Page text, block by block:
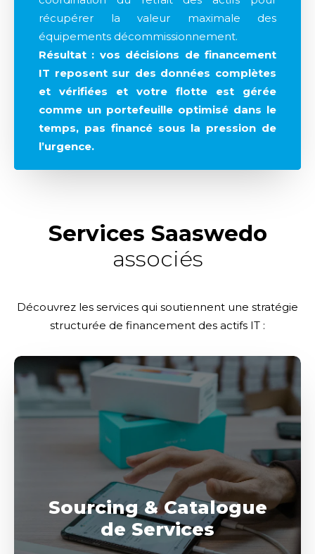
récupérer la valeur maximale des
équipements décommissionnement.
Résultat : vos décisions de financement
IT reposent sur des données complètes
et vérifiées et votre flotte est gérée
comme un portefeuille optimisé dans le
temps, pas financé sous la pression de
l’urgence.
Services Saaswedo
associés
Découvrez les services qui soutiennent une stratégie
structurée de financement des actifs IT :
Sourcing & Catalogue
de Services